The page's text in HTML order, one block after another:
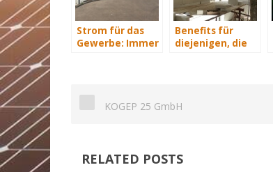
Strom für das
Gewerbe: Immer
Benefits für
diejenigen, die
KOGEP 25 GmbH
RELATED POSTS